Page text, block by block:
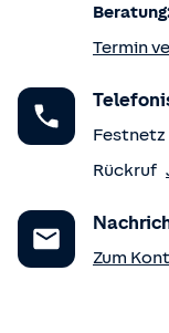
Termin
Festnetz
Rückruf
Zum